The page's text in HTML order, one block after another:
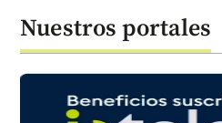
Nuestros portales